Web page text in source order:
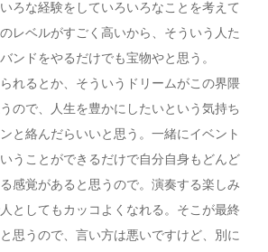
ろな経験をしていろいろなことを考えて
レベルがすごく高いから、そういう人た
ンドをやるだけでも宝物やと思う。
れるとか、そういうドリームがこの界隈
ので、人生を豊かにしたいという気持ち
と絡んだらいいと思う。一緒にイベント
うことができるだけで自分自身もどんど
感覚があると思うので。演奏する楽しみ
としてもカッコよくなれる。そこが最終
思うので、言い方は悪いですけど、別に